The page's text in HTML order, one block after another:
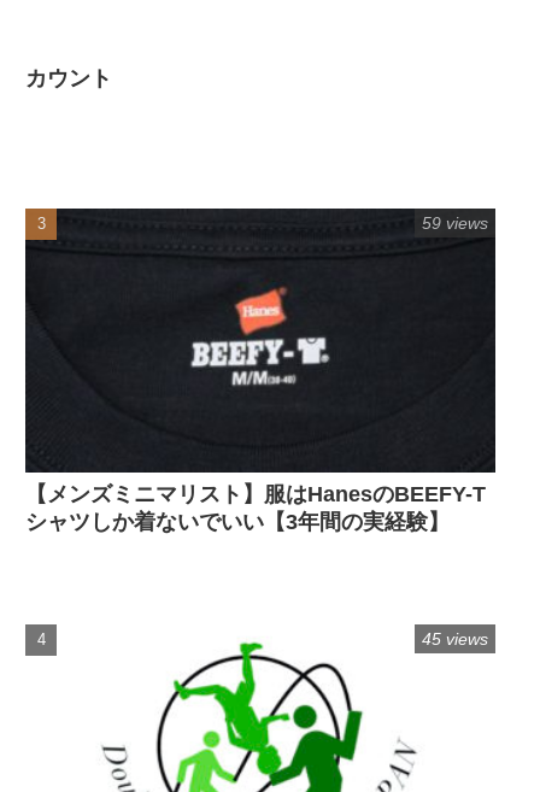
カウント
【メンズミニマリスト】服はHanesのBEEFY-T
シャツしか着ないでいい【3年間の実経験】
59 views
45 views